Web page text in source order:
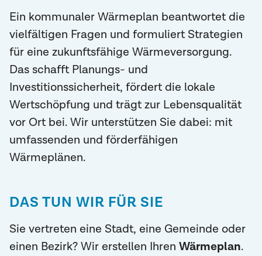
Ein kommunaler Wärmeplan beantwortet die
vielfältigen Fragen und formuliert Strategien
für eine zukunftsfähige Wärmeversorgung.
Das schafft Planungs- und
Investitionssicherheit, fördert die lokale
Wertschöpfung und trägt zur Lebensqualität
vor Ort bei. Wir unterstützen Sie dabei: mit
umfassenden und förderfähigen
Wärmeplänen.
DAS TUN WIR FÜR SIE
Sie vertreten eine Stadt, eine Gemeinde oder
einen Bezirk? Wir erstellen Ihren Wärmeplan.